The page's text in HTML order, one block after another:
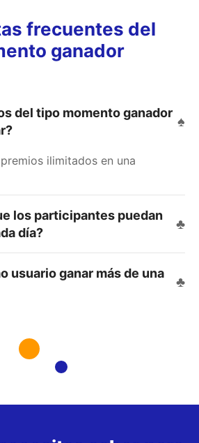
frecuentes del
ganador
del tipo momento ganador
ilimitados en una
los participantes puedan
día?
usuario ganar más de una